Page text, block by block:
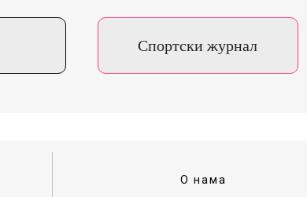
Спортски журнал
О нама